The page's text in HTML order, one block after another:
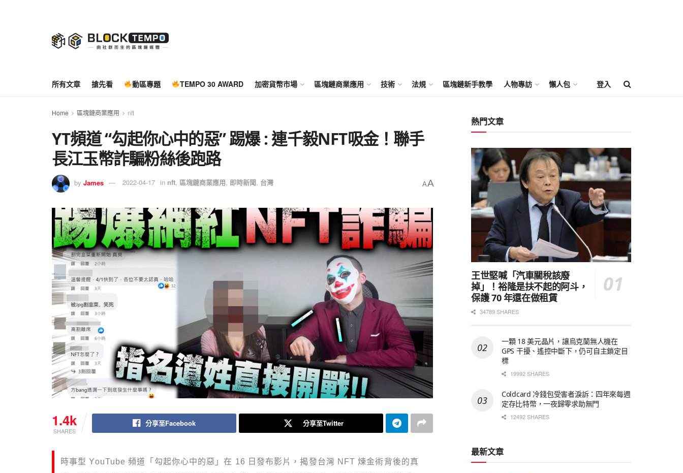
所有文章 搶先看 動區專題 TEMPO 30 AWARD 加密貨幣市場 區塊鏈商業應用 技術 法規 區塊鏈新手教學 人物專訪 懶人包 登入
Home 區塊鏈商業應用 nft
YT頻道 “勾起你心中的惡” 踢爆 : 連千毅NFT吸金！聯手
長江玉幣詐騙粉絲後跑路
by James 2022-04-17 in nft, 區塊鏈商業應用, 即時新聞, 台灣 AA
1.4k
SHARES
分享至Facebook 分享至Twitter
時事型 YouTube 頻道「勾起你心中的惡」在 16 日發布影片，揭發台灣 NFT 煉金術背後的真
熱門文章
王世堅喊「汽車關稅該廢
掉」！裕隆是扶不起的阿斗，
保護 70 年還在做租賃
34789 SHARES
一顆 18 美元晶片，讓烏克蘭無人機在
GPS 干擾、遙控中斷下，仍可自主鎖定目
標
19992 SHARES
Coldcard 冷錢包受害者淚訴：四年來每週
定存比特幣，一夜歸零求助無門
12492 SHARES
最新文章